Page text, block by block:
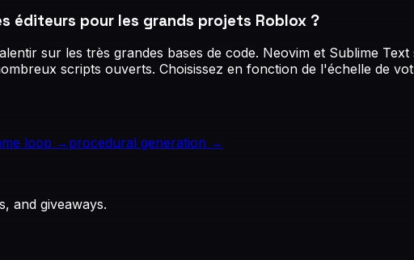
éditeurs pour les grands projets Roblox ?
sur les très grandes bases de code. Neovim et Sublime
scripts ouverts. Choisissez en fonction de l'échelle de
loop → procedural generation →
and giveaways.